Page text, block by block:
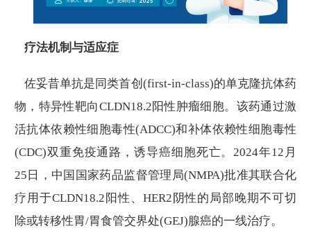
疗法机制与适应症
佐妥昔单抗是同类首创(first-in-class)的单克隆抗体药
物，特异性靶向CLDN18.2阳性肿瘤细胞。该药通过激
活抗体依赖性细胞毒性(ADCC)和补体依赖性细胞毒性
(CDC)双重免疫通路，诱导癌细胞死亡。2024年12月
25日，中国国家药品监督管理局(NMPA)批准其联合化
疗用于CLDN18.2阳性、HER2阴性的局部晚期不可切
除或转移性胃/胃食管交界处(GEJ)腺癌的一线治疗。